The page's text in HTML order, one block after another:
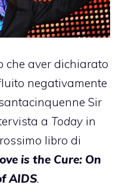
che aver dichiarato
negativamente
Sir
a Today in
libro di
is the Cure: On
AIDS.